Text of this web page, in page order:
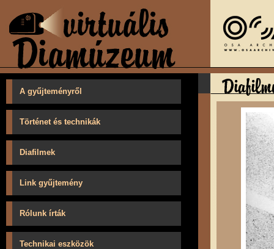
A gyűjteményről
Történet és technikák
Diafilmek
Link gyűjtemény
Rólunk írták
Technikai eszközök